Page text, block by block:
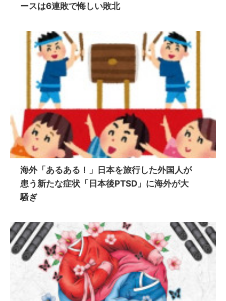
ースは6連敗で悔しい敗北
海外「あるある！」日本を旅行した外国人が
患う新たな症状「日本後PTSD」に海外が大
騒ぎ